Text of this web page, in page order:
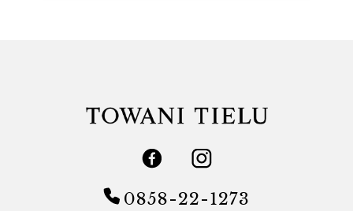
0858-22-1273